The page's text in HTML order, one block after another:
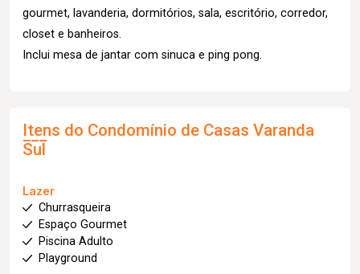
gourmet, lavanderia, dormitórios, sala, escritório, corredor,
closet e banheiros.
Inclui mesa de jantar com sinuca e ping pong.
Itens do Condomínio de Casas Varanda
Sul
Lazer
Churrasqueira
Espaço Gourmet
Piscina Adulto
Playground